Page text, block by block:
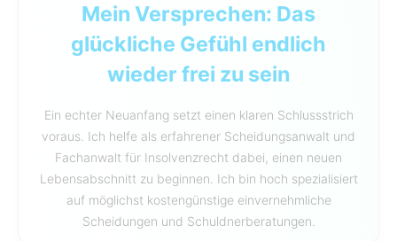
Mein Versprechen: Das
glückliche Gefühl endlich
wieder frei zu sein
Ein echter Neuanfang setzt einen klaren Schlussstrich
voraus. Ich helfe als erfahrener Scheidungsanwalt und
Fachanwalt für Insolvenzrecht dabei, einen neuen
Lebensabschnitt zu beginnen. Ich bin hoch spezialisiert
auf möglichst kostengünstige einvernehmliche
Scheidungen und Schuldnerberatungen.